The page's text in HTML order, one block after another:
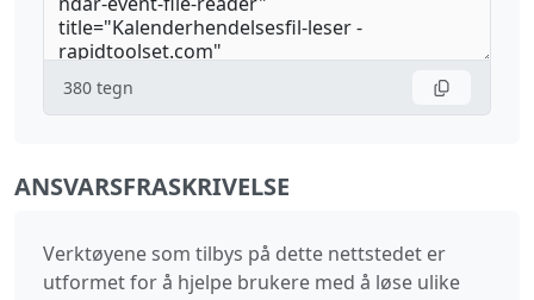
380 tegn
ANSVARSFRASKRIVELSE
Verktøyene som tilbys på dette nettstedet er
utformet for å hjelpe brukere med å løse ulike